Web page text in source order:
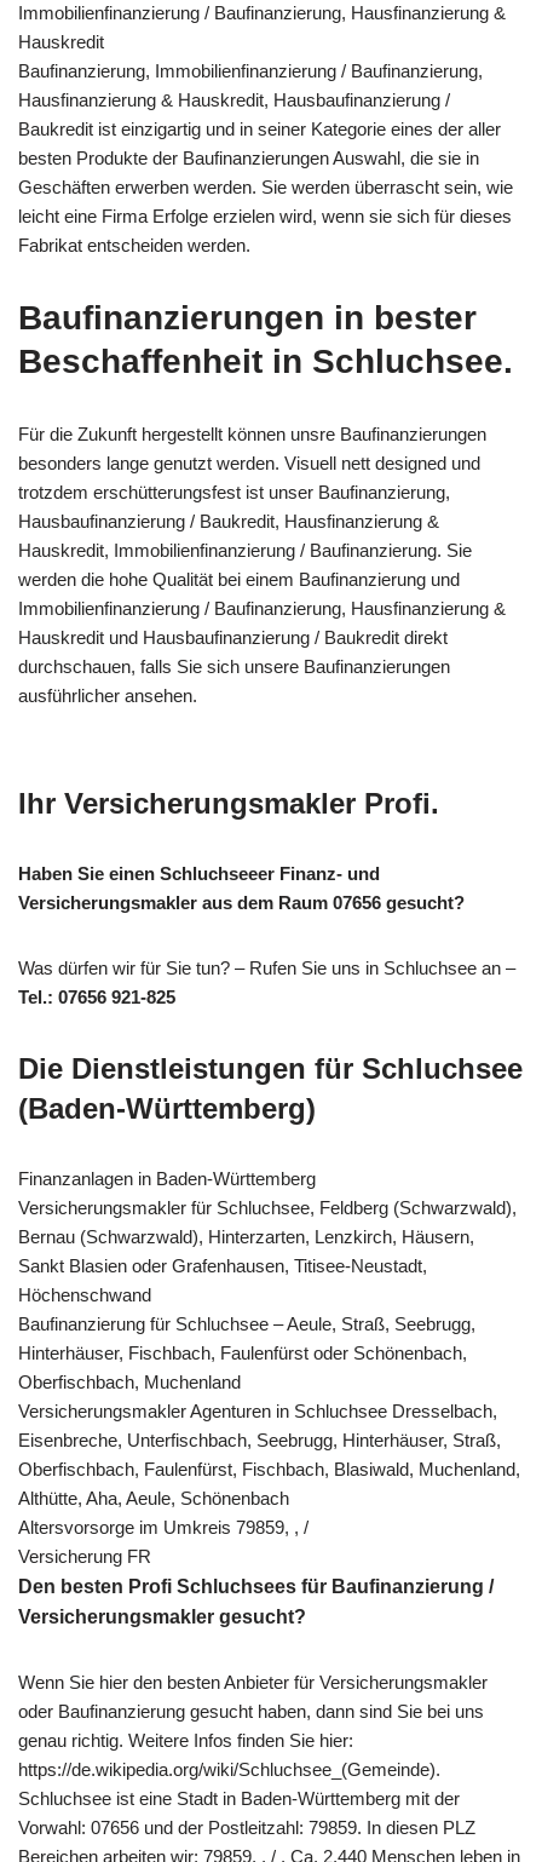
Immobilienfinanzierung / Baufinanzierung, Hausfinanzierung &
Hauskredit
Baufinanzierung, Immobilienfinanzierung / Baufinanzierung,
Hausfinanzierung & Hauskredit, Hausbaufinanzierung /
Baukredit ist einzigartig und in seiner Kategorie eines der aller
besten Produkte der Baufinanzierungen Auswahl, die sie in
Geschäften erwerben werden. Sie werden überrascht sein, wie
leicht eine Firma Erfolge erzielen wird, wenn sie sich für dieses
Fabrikat entscheiden werden.
Baufinanzierungen in bester
Beschaffenheit in Schluchsee.
Für die Zukunft hergestellt können unsre Baufinanzierungen
besonders lange genutzt werden. Visuell nett designed und
trotzdem erschütterungsfest ist unser Baufinanzierung,
Hausbaufinanzierung / Baukredit, Hausfinanzierung &
Hauskredit, Immobilienfinanzierung / Baufinanzierung. Sie
werden die hohe Qualität bei einem Baufinanzierung und
Immobilienfinanzierung / Baufinanzierung, Hausfinanzierung &
Hauskredit und Hausbaufinanzierung / Baukredit direkt
durchschauen, falls Sie sich unsere Baufinanzierungen
ausführlicher ansehen.
Ihr Versicherungsmakler Profi.
Haben Sie einen Schluchseeer Finanz- und
Versicherungsmakler aus dem Raum 07656 gesucht?
Was dürfen wir für Sie tun? – Rufen Sie uns in Schluchsee an –
Tel.: 07656 921-825
Die Dienstleistungen für Schluchsee
(Baden-Württemberg)
Finanzanlagen in Baden-Württemberg
Versicherungsmakler für Schluchsee, Feldberg (Schwarzwald),
Bernau (Schwarzwald), Hinterzarten, Lenzkirch, Häusern,
Sankt Blasien oder Grafenhausen, Titisee-Neustadt,
Höchenschwand
Baufinanzierung für Schluchsee – Aeule, Straß, Seebrugg,
Hinterhäuser, Fischbach, Faulenfürst oder Schönenbach,
Oberfischbach, Muchenland
Versicherungsmakler Agenturen in Schluchsee Dresselbach,
Eisenbreche, Unterfischbach, Seebrugg, Hinterhäuser, Straß,
Oberfischbach, Faulenfürst, Fischbach, Blasiwald, Muchenland,
Althütte, Aha, Aeule, Schönenbach
Altersvorsorge im Umkreis 79859, , /
Versicherung FR
Den besten Profi Schluchsees für Baufinanzierung /
Versicherungsmakler gesucht?
Wenn Sie hier den besten Anbieter für Versicherungsmakler
oder Baufinanzierung gesucht haben, dann sind Sie bei uns
genau richtig. Weitere Infos finden Sie hier:
https://de.wikipedia.org/wiki/Schluchsee_(Gemeinde).
Schluchsee ist eine Stadt in Baden-Württemberg mit der
Vorwahl: 07656 und der Postleitzahl: 79859. In diesen PLZ
Bereichen arbeiten wir: 79859, , / . Ca. 2.440 Menschen leben in